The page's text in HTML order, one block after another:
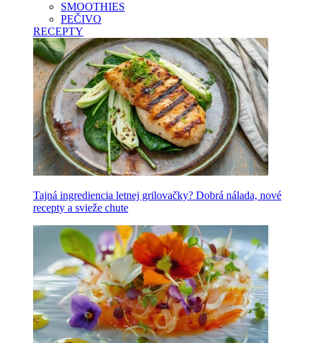
SMOOTHIES
PEČIVO
RECEPTY
Tajná ingrediencia letnej grilovačky? Dobrá nálada, nové
recepty a svieže chute